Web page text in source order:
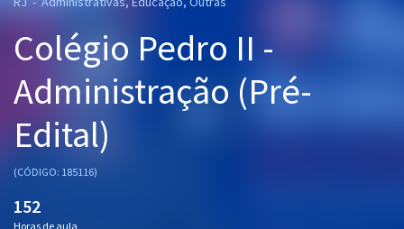
Cursos 20% OFF
Pós
Graduação
OAB
Mentorias
Colégio Pedro II -
Administração (Pré-
Edital)
(CÓDIGO: 185116)
152
Horas de aula